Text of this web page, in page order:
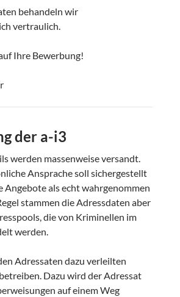
behandeln wir
vertraulich.
Ihre Bewerbung!
der a-i3
werden massenweise versandt.
Ansprache soll sichergestellt
Angebote als echt wahrgenommen
stammen die Adressdaten aber
die von Kriminellen im
werden.
Adressaten dazu verleilten
Dazu wird der Adressat
auf einem Weg